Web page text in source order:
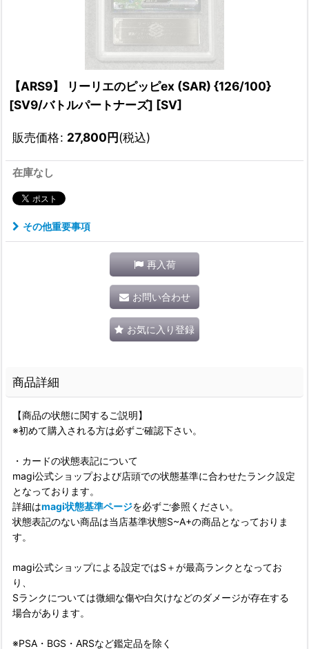
【ARS9】 リーリエのピッピex (SAR) {126/100}
[SV9/バトルパートナーズ] [SV]
販売価格: 27,800円(税込)
在庫なし
その他重要事項
再入荷
お問い合わせ
お気に入り登録
商品詳細
【商品の状態に関するご説明】
※初めて購入される方は必ずご確認下さい。
・カードの状態表記について
magi公式ショップおよび店頭での状態基準に合わせたランク設定
となっております。
詳細はmagi状態基準ページを必ずご参照ください。
状態表記のない商品は当店基準状態S~A+の商品となっておりま
す。
magi公式ショップによる設定ではS＋が最高ランクとなってお
り、
Sランクについては微細な傷や白欠けなどのダメージが存在する
場合があります。
※PSA・BGS・ARSなど鑑定品を除く